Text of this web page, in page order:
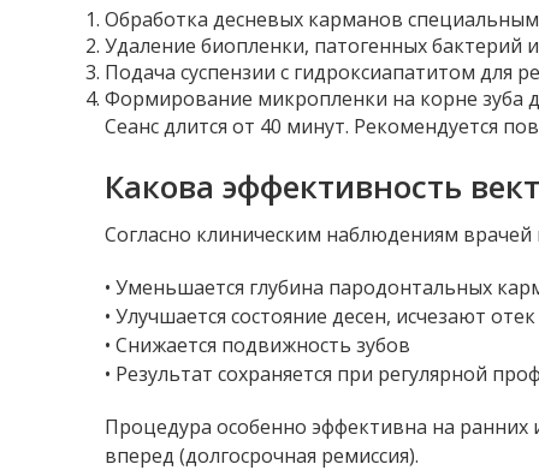
Обработка десневых карманов
Удаление биопленки, патогенных бактерий
Подача суспензии с гидроксиапатитом для
Формирование микропленки на корне зуба
Сеанс длится от 40 минут. Рекомендуется
Какова эффективность
Согласно клиническим наблюдениям врачей
• Уменьшается глубина пародонтальных
• Улучшается состояние десен, исчезают
• Снижается подвижность зубов
• Результат сохраняется при регулярной
Процедура особенно эффективна на ранних
вперед (долгосрочная ремиссия).